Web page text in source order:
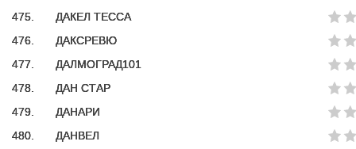
475.
ДАКЕЛ ТЕССА
476.
ДАКСРЕВЮ
477.
ДАЛМОГРАД101
478.
ДАН СТАР
479.
ДАНАРИ
480.
ДАНВЕЛ